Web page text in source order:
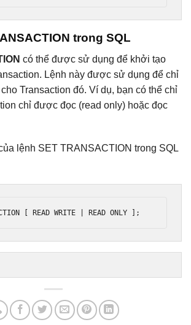
trong SQL
có thể được sử dụng để khởi tạo
Lệnh này được sử dụng để chỉ
Transaction đó. Ví dụ, bạn có thể chỉ
chỉ được đọc (read only) hoặc đọc
lệnh SET TRANSACTION trong SQL
READ WRITE READ ONLY ];